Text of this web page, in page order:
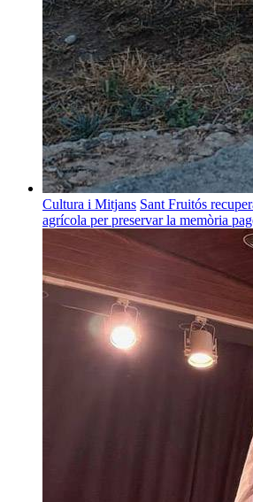
Cultura i Mitjans Sant Fruitós
agrícola per preservar la memòria